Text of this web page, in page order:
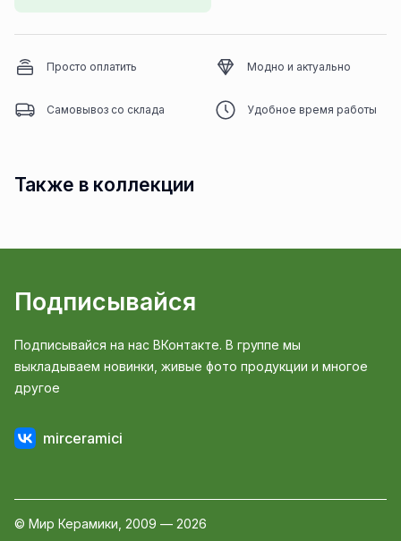
Просто оплатить Модно и актуально
Самовывоз со склада Удобное время работы
Также в коллекции
Подписывайся
Подписывайся на нас ВКонтакте. В группе мы
выкладываем новинки, живые фото продукции и многое
другое
mirceramici
© Мир Керамики, 2009 — 2026